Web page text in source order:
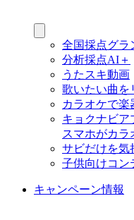
全国採点グラ
分析採点AI＋
うたスキ動画
歌いたい曲を
カラオケで楽
キョクナビア
スマホがカラ
サビだけを気
子供向けコン
キャンペーン情報